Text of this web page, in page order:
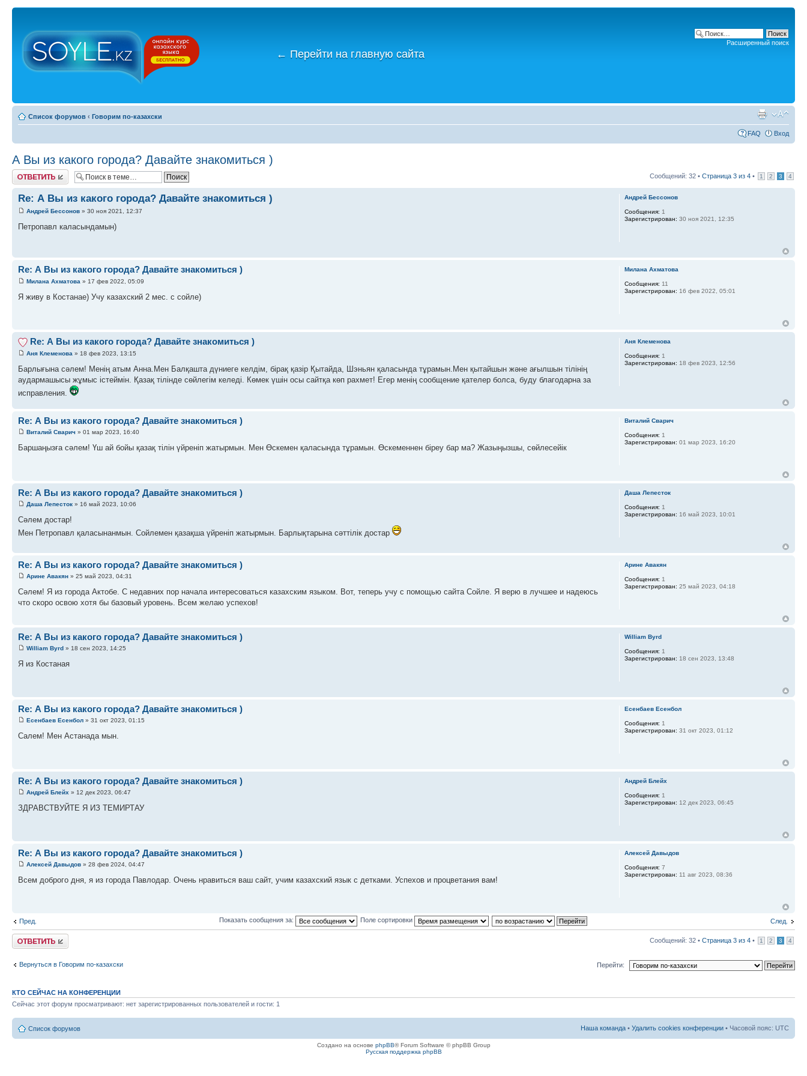
← Перейти на главную сайта
Расширенный поиск
Список форумов ‹ Говорим по-казахски
FAQ Вход
А Вы из какого города? Давайте знакомиться )
Ответить Сообщений: 32 • Страница 3 из 4 • 1 2 3 4
Re: А Вы из какого города? Давайте знакомиться )
Андрей Бессонов » 30 ноя 2021, 12:37
Петропавл каласындамын)
Андрей Бессонов
Сообщения: 1
Зарегистрирован: 30 ноя 2021, 12:35
Re: А Вы из какого города? Давайте знакомиться )
Милана Ахматова » 17 фев 2022, 05:09
Я живу в Костанае) Учу казахский 2 мес. с сойле)
Милана Ахматова
Сообщения: 11
Зарегистрирован: 16 фев 2022, 05:01
Re: А Вы из какого города? Давайте знакомиться )
Аня Клеменова » 18 фев 2023, 13:15
Барлығына сәлем! Менің атым Анна.Мен Балқашта дүниеге келдім, бірақ қазір Қытайда, Шэньян қаласында тұрамын.Мен қытайшын және ағылшын тілінің
аудармашысы жұмыс істеймін. Қазақ тілінде сөйлегім келеді. Көмек үшін осы сайтқа көп рахмет! Егер менің сообщение қателер болса, буду благодарна за
исправления.
Аня Клеменова
Сообщения: 1
Зарегистрирован: 18 фев 2023, 12:56
Re: А Вы из какого города? Давайте знакомиться )
Виталий Сварич » 01 мар 2023, 16:40
Баршаңызға сәлем! Үш ай бойы қазақ тілін үйреніп жатырмын. Мен Өскемен қаласында тұрамын. Өскеменнен біреу бар ма? Жазыңызшы, сөйлесейік
Виталий Сварич
Сообщения: 1
Зарегистрирован: 01 мар 2023, 16:20
Re: А Вы из какого города? Давайте знакомиться )
Даша Лепесток » 16 май 2023, 10:06
Сәлем достар!
Мен Петропавл қаласынанмын. Сойлемен қазақша үйреніп жатырмын. Барлықтарына сәттілік достар
Даша Лепесток
Сообщения: 1
Зарегистрирован: 16 май 2023, 10:01
Re: А Вы из какого города? Давайте знакомиться )
Арине Авакян » 25 май 2023, 04:31
Сәлем! Я из города Актобе. С недавних пор начала интересоваться казахским языком. Вот, теперь учу с помощью сайта Сойле. Я верю в лучшее и надеюсь
что скоро освою хотя бы базовый уровень. Всем желаю успехов!
Арине Авакян
Сообщения: 1
Зарегистрирован: 25 май 2023, 04:18
Re: А Вы из какого города? Давайте знакомиться )
William Byrd » 18 сен 2023, 14:25
Я из Костаная
William Byrd
Сообщения: 1
Зарегистрирован: 18 сен 2023, 13:48
Re: А Вы из какого города? Давайте знакомиться )
Есенбаев Есенбол » 31 окт 2023, 01:15
Салем! Мен Астанада мын.
Есенбаев Есенбол
Сообщения: 1
Зарегистрирован: 31 окт 2023, 01:12
Re: А Вы из какого города? Давайте знакомиться )
Андрей Блейх » 12 дек 2023, 06:47
ЗДРАВСТВУЙТЕ Я ИЗ ТЕМИРТАУ
Андрей Блейх
Сообщения: 1
Зарегистрирован: 12 дек 2023, 06:45
Re: А Вы из какого города? Давайте знакомиться )
Алексей Давыдов » 28 фев 2024, 04:47
Всем доброго дня, я из города Павлодар. Очень нравиться ваш сайт, учим казахский язык с детками. Успехов и процветания вам!
Алексей Давыдов
Сообщения: 7
Зарегистрирован: 11 авг 2023, 08:36
Пред. След.
Показать сообщения за: Поле сортировки
Ответить Сообщений: 32 • Страница 3 из 4 • 1 2 3 4
Вернуться в Говорим по-казахски Перейти:
КТО СЕЙЧАС НА КОНФЕРЕНЦИИ
Сейчас этот форум просматривают: нет зарегистрированных пользователей и гости: 1
Список форумов Наша команда • Удалить cookies конференции • Часовой пояс: UTC
Создано на основе phpBB® Forum Software © phpBB Group
Русская поддержка phpBB